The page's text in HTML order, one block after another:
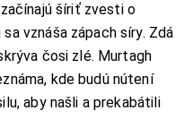
šíriť zvesti o
vznáša zápach síry. Zdá
čosi zlé. Murtagh
kde budú nútení
aby našli a prekabátili